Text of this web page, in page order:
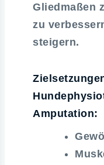
Gliedmaßen
zu
steigern.
Amputation: